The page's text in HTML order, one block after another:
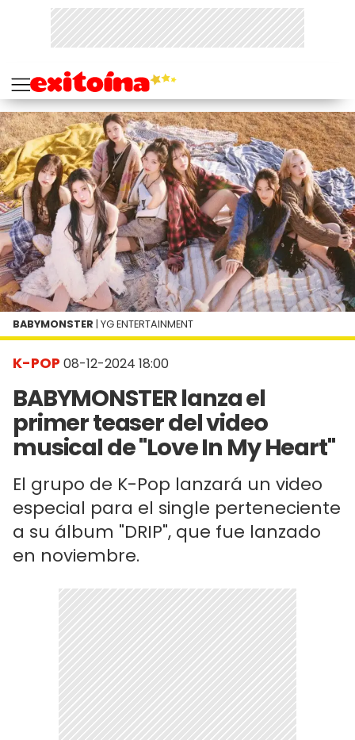
K-POP 08-12-2024 18:00
BABYMONSTER lanza el
primer teaser del video
musical de "Love In My Heart"
El grupo de K-Pop lanzará un video
especial para el single perteneciente
a su álbum "DRIP", que fue lanzado
en noviembre.
BABYMONSTER | YG ENTERTAINMENT